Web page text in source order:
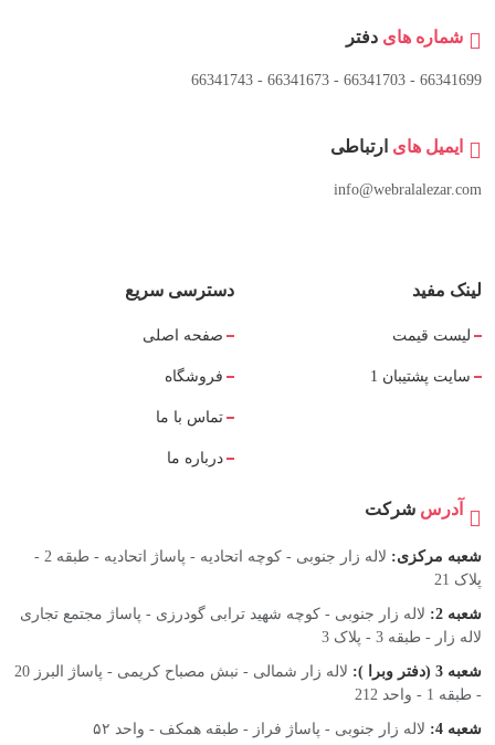
شماره های دفتر
66341699 - 66341703 - 66341673 - 66341743
ایمیل های ارتباطی
info@webralalezar.com
لینک مفید
لیست قیمت
سایت پشتیبان 1
دسترسی سریع
صفحه اصلی
فروشگاه
تماس با ما
درباره ما
آدرس شرکت
شعبه مرکزی:
لاله زار جنوبی - کوچه اتحادیه - پاساژ اتحادیه - طبقه 2 -
پلاک 21
شعبه 2:
لاله زار جنوبی - کوچه شهید ترابی گودرزی - پاساژ مجتمع تجاری
لاله زار - طبقه 3 - پلاک 3
شعبه 3 (دفتر وبرا ):
لاله زار شمالی - نبش مصباح کریمی - پاساژ البرز 20
- طبقه 1 - واحد 212
شعبه 4: لاله زار جنوبی - پاساژ فراز - طبقه همکف - واحد ۵۲